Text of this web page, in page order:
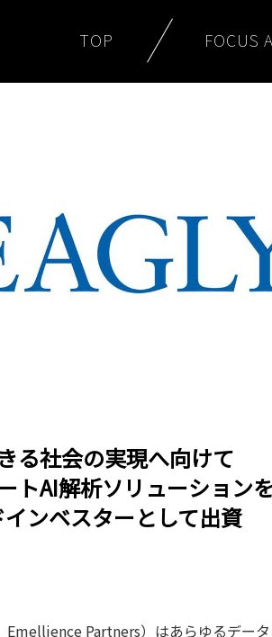
TOP FOCUS
る社会の実現へ向けて
トAI解析ソリューション
インベスターとして出資
Partners）はあらゆるデー